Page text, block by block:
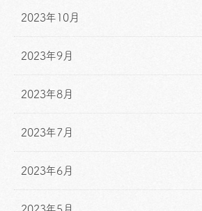
2023年10月
2023年9月
2023年8月
2023年7月
2023年6月